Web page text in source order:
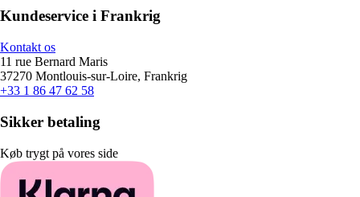
Kundeservice i Frankrig
Kontakt os
11 rue Bernard Maris
37270 Montlouis-sur-Loire, Frankrig
+33 1 86 47 62 58
Sikker betaling
Køb trygt på vores side